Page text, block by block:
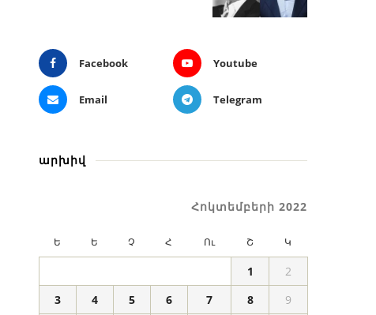
Facebook Youtube
Email Telegram
արխիվ
Հոկտեմբերի 2022
Ե Ե Չ Հ Ու Շ Կ
1
2
3
4 5 6 7 8
9